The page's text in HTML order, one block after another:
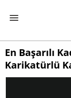
En Başarılı
Karikatürlü